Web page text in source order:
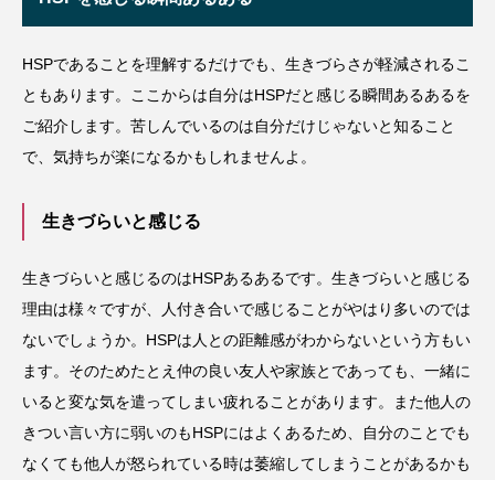
HSPであることを理解するだけでも、生きづらさが軽減されるこ
ともあります。ここからは自分はHSPだと感じる瞬間あるあるを
ご紹介します。苦しんでいるのは自分だけじゃないと知ること
で、気持ちが楽になるかもしれませんよ。
生きづらいと感じる
生きづらいと感じるのはHSPあるあるです。生きづらいと感じる
理由は様々ですが、人付き合いで感じることがやはり多いのでは
ないでしょうか。HSPは人との距離感がわからないという方もい
ます。そのためたとえ仲の良い友人や家族とであっても、一緒に
いると変な気を遣ってしまい疲れることがあります。また他人の
きつい言い方に弱いのもHSPにはよくあるため、自分のことでも
なくても他人が怒られている時は萎縮してしまうことがあるかも